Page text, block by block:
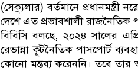
(সেক্যুলার) বর্তমানে প্রধানমন্ত্রী
দেশে এত প্রভাবশালী রাজনৈতিক
বিবিসি বলছে, ২০২৪ সালের
রেভান্না কূটনৈতিক পাসপোর্ট
কোনো মন্তব্য করেননি। তবে